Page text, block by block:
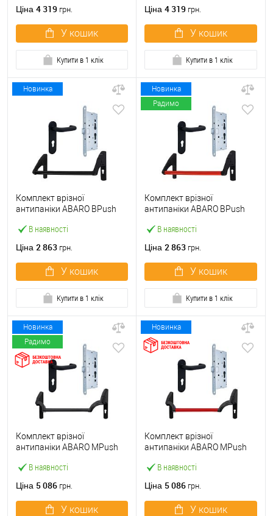
Ціна 4 319 грн.
У кошик
Купити в 1 клік
Ціна 4 319 грн.
У кошик
Купити в 1 клік
Новинка
В наявності
Комплект врізної
антипаніки ABARO BPush
чорний із замком та ручкою
Ціна 2 863 грн.
У кошик
Купити в 1 клік
Новинка
Радимо
В наявності
Комплект врізної
антипаніки ABARO BPush
червоний із замком та
Ціна 2 863 грн.
У кошик
Купити в 1 клік
Новинка
Радимо
В наявності
Комплект врізної
антипаніки ABARO МPush
чорний із замком та ручкою
Ціна 5 086 грн.
У кошик
Новинка
В наявності
Комплект врізної
антипаніки ABARO МPush
червоний із замком та
Ціна 5 086 грн.
У кошик